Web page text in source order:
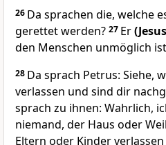
26 Da sprachen die, welche
gerettet werden? 27 Er
den Menschen unmöglich
28 Da sprach Petrus: Siehe,
verlassen und sind dir
sprach zu ihnen: Wahrlich,
niemand, der Haus oder
Eltern oder Kinder